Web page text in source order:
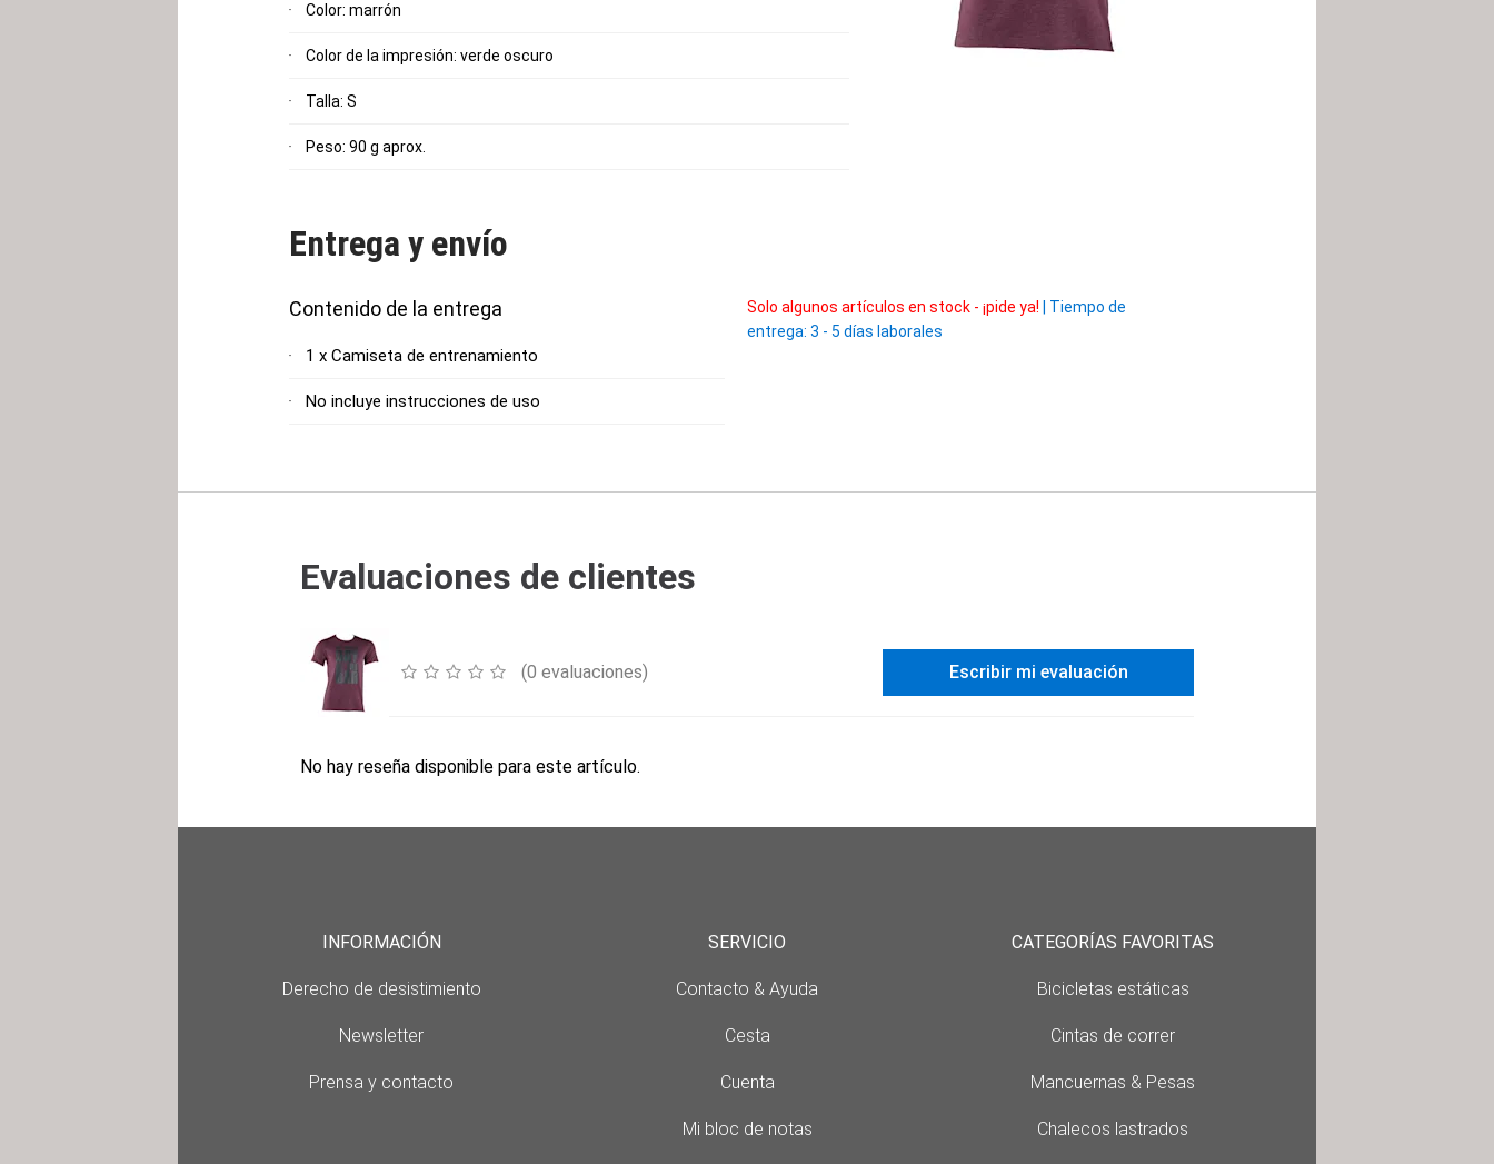
Color: marrón
Color de la impresión: verde oscuro
Talla: S
Peso: 90 g aprox.
Entrega y envío
Contenido de la entrega
1 x Camiseta de entrenamiento
No incluye instrucciones de uso
Solo algunos artículos en stock - ¡pide ya!
Tiempo de
entrega: 3 - 5 días laborales
Evaluaciones de clientes
(0 evaluaciones) Escribir mi evaluación
No hay reseña disponible para este artículo.
INFORMACIÓN
Derecho de desistimiento
Newsletter
Prensa y contacto
SERVICIO
Contacto & Ayuda
Cesta
Cuenta
Mi bloc de notas
CATEGORÍAS FAVORITAS
Bicicletas estáticas
Cintas de correr
Mancuernas & Pesas
Chalecos lastrados